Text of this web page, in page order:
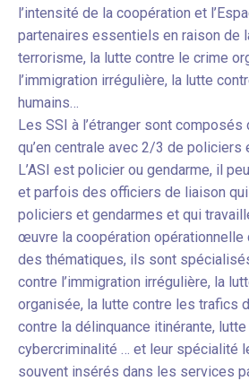
l’intensité de la coopération et
partenaires essentiels en raison de
terrorisme, la lutte contre le crime
l’immigration irrégulière, la lutte
humains…
Les SSI à l’étranger sont composés
qu’en centrale avec 2/3 de policiers
L’ASI est policier ou gendarme, il
et parfois des officiers de liaison
policiers et gendarmes et qui
œuvre la coopération opérationnelle
des thématiques, ils sont
contre l’immigration irrégulière, la
organisée, la lutte contre les trafics
contre la délinquance itinérante,
cybercriminalité … et leur spécialité
souvent insérés dans les services